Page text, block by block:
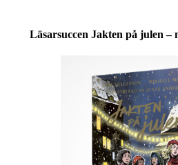
Läsarsuccen Jakten på julen –